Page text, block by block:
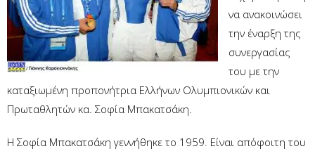
να ανακοινώσει
την έναρξη της
συνεργασίας
του με την
καταξιωμένη προπονήτρια Ελλήνων Ολυμπιονικών και
Πρωταθλητών κα. Σοφία Μπακατσάκη.
Η Σοφία Μπακατσάκη γεννήθηκε το 1959. Είναι απόφοιτη του